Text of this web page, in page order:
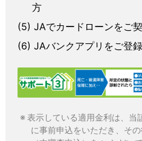
方
JAでカードローンをご
JAバンクアプリをご登
表示している適用金利は、当
に事前申込をいただき、そ